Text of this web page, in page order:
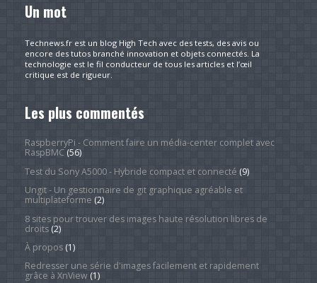
Un mot
Technews.fr est un blog High Tech avec des tests, des avis ou
encore des tutos branché innovation et objets connectés. La
technologie est le fil conducteur de tous les articles et l’œil
critique est de rigueur.
Les plus commentés
RaspberryPi - Comment faire un média-center complet avec
RaspBMC(56)
Test du Sony A5000 - Hybride compact et connecté (9)
Ungit - Un gestionnaire de git graphique agréable et
multiplateforme (2)
8 sites pour trouver des images haute résolution libres de
droits(2)
À propos(1)
Redresser une série d'images facilement et rapidement
grâce à XnView(1)